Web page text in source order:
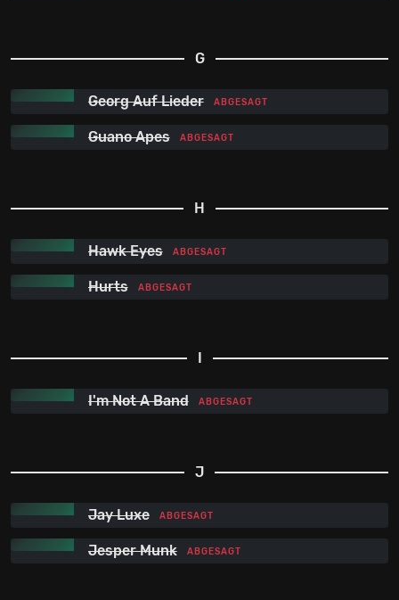
G
Georg Auf Lieder ABGESAGT
Guano Apes ABGESAGT
H
Hawk Eyes ABGESAGT
Hurts ABGESAGT
I
I'm Not A Band ABGESAGT
J
Jay Luxe ABGESAGT
Jesper Munk ABGESAGT